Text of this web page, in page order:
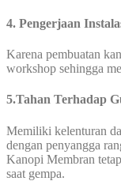
4. Pengerjaan
Karena pembuatan
workshop sehingga
5.Tahan Terhadap
Memiliki kelenturan
dengan penyangga
Kanopi Membran
saat gempa.